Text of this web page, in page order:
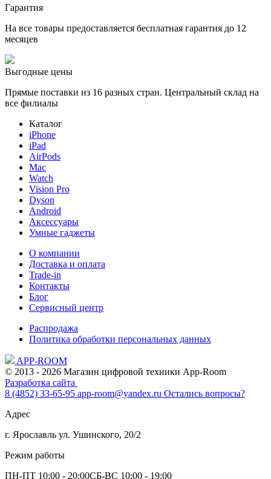
Гарантия
На все товары предоставляется бесплатная гарантия до 12
месяцев
Выгодные цены
Прямые поставки из 16 разных стран. Центральный склад на
все филиалы
Каталог
iPhone
iPad
AirPods
Mac
Watch
Vision Pro
Dyson
Android
Аксессуары
Умные гаджеты
О компании
Доставка и оплата
Trade-in
Контакты
Блог
Сервисный центр
Распродажа
Политика обработки персональных данных
APP-ROOM
© 2013 - 2026 Магазин цифровой техники App-Room
Разработка сайта
8 (4852) 33-65-95 app-room@yandex.ru Остались вопросы?
Адрес
г. Ярославль ул. Ушинского, 20/2
Режим работы
ПН-ПТ 10:00 - 20:00СБ-ВС 10:00 - 19:00